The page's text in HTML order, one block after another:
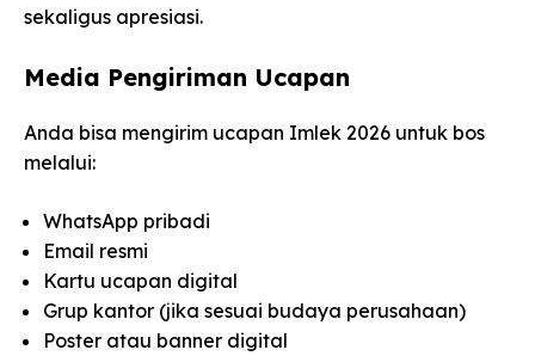
sekaligus apresiasi.
Media Pengiriman Ucapan
Anda bisa mengirim ucapan Imlek 2026 untuk bos
melalui:
WhatsApp pribadi
Email resmi
Kartu ucapan digital
Grup kantor (jika sesuai budaya perusahaan)
Poster atau banner digital